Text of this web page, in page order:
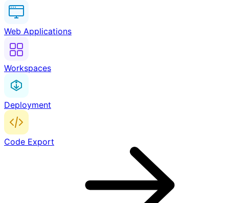
Web Applications
Workspaces
Deployment
Code Export